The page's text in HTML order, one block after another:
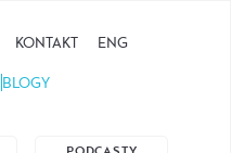
KONTAKT ENG
BLOGY